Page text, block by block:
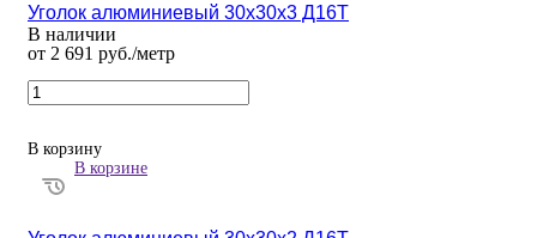
Уголок алюминиевый 30х30х3 Д16Т
В наличии
от 2 691 руб./метр
В корзину
В корзине